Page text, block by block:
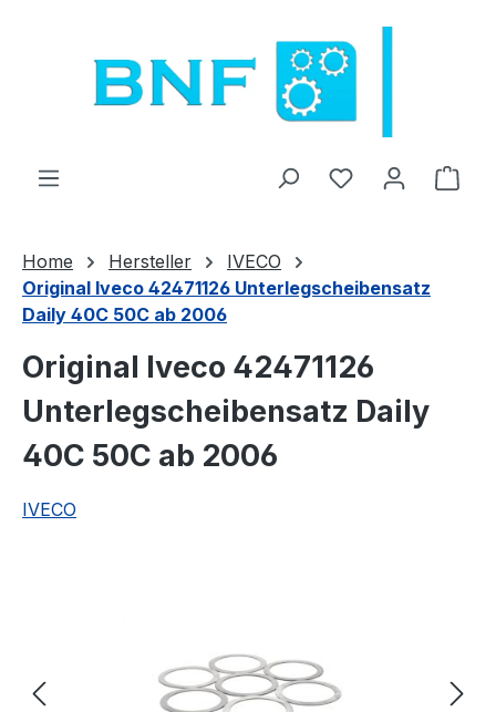
Du hast 0
Home Hersteller
IVECO
Original Iveco 42471126 Unterlegscheibensatz
Daily 40C 50C ab 2006
Original Iveco 42471126
Unterlegscheibensatz Daily
40C 50C ab 2006
IVECO